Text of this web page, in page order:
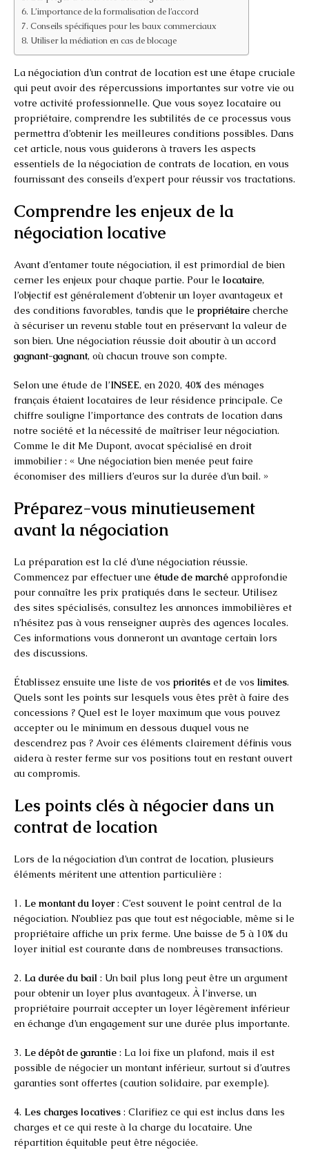
L’importance de la formalisation de l’accord
Conseils spécifiques pour les baux commerciaux
Utiliser la médiation en cas de blocage
La négociation d’un contrat de location est une étape cruciale
qui peut avoir des répercussions importantes sur votre vie ou
votre activité professionnelle. Que vous soyez locataire ou
propriétaire, comprendre les subtilités de ce processus vous
permettra d’obtenir les meilleures conditions possibles. Dans
cet article, nous vous guiderons à travers les aspects
essentiels de la négociation de contrats de location, en vous
fournissant des conseils d’expert pour réussir vos tractations.
Comprendre les enjeux de la
négociation locative
Avant d’entamer toute négociation, il est primordial de bien
cerner les enjeux pour chaque partie. Pour le locataire,
l’objectif est généralement d’obtenir un loyer avantageux et
des conditions favorables, tandis que le propriétaire cherche
à sécuriser un revenu stable tout en préservant la valeur de
son bien. Une négociation réussie doit aboutir à un accord
gagnant-gagnant, où chacun trouve son compte.
Selon une étude de l’INSEE, en 2020, 40% des ménages
français étaient locataires de leur résidence principale. Ce
chiffre souligne l’importance des contrats de location dans
notre société et la nécessité de maîtriser leur négociation.
Comme le dit Me Dupont, avocat spécialisé en droit
immobilier : « Une négociation bien menée peut faire
économiser des milliers d’euros sur la durée d’un bail. »
Préparez-vous minutieusement
avant la négociation
La préparation est la clé d’une négociation réussie.
Commencez par effectuer une étude de marché approfondie
pour connaître les prix pratiqués dans le secteur. Utilisez
des sites spécialisés, consultez les annonces immobilières et
n’hésitez pas à vous renseigner auprès des agences locales.
Ces informations vous donneront un avantage certain lors
des discussions.
Établissez ensuite une liste de vos priorités et de vos limites.
Quels sont les points sur lesquels vous êtes prêt à faire des
concessions ? Quel est le loyer maximum que vous pouvez
accepter ou le minimum en dessous duquel vous ne
descendrez pas ? Avoir ces éléments clairement définis vous
aidera à rester ferme sur vos positions tout en restant ouvert
au compromis.
Les points clés à négocier dans un
contrat de location
Lors de la négociation d’un contrat de location, plusieurs
éléments méritent une attention particulière :
1. Le montant du loyer: C’est souvent le point central de la
négociation. N’oubliez pas que tout est négociable, même si le
propriétaire affiche un prix ferme. Une baisse de 5 à 10% du
loyer initial est courante dans de nombreuses transactions.
2. La durée du bail : Un bail plus long peut être un argument
pour obtenir un loyer plus avantageux. À l’inverse, un
propriétaire pourrait accepter un loyer légèrement inférieur
en échange d’un engagement sur une durée plus importante.
3. Le dépôt de garantie : La loi fixe un plafond, mais il est
possible de négocier un montant inférieur, surtout si d’autres
garanties sont offertes (caution solidaire, par exemple).
4. Les charges locatives : Clarifiez ce qui est inclus dans les
charges et ce qui reste à la charge du locataire. Une
répartition équitable peut être négociée.